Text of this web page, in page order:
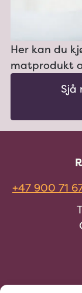
Her kan du
matprodukt
Sjå
+47 900 71